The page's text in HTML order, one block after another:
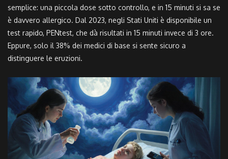
semplice: una piccola dose sotto controllo, e in 15 minuti si sa se
è davvero allergico. Dal 2023, negli Stati Uniti è disponibile un
test rapido, PENtest, che dà risultati in 15 minuti invece di 3 ore.
Eppure, solo il 38% dei medici di base si sente sicuro a
distinguere le eruzioni.